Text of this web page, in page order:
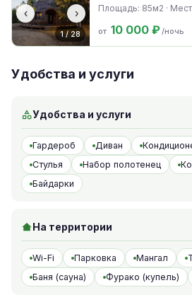
‹ ›
1 / 28
Площадь: 85м2 ·
от 10 000 ₽/ночь
Удобства и услуги
Удобства и услуги
Гардероб Диван
Стулья
Набор полотенец
Байдарки
На территории
Wi-Fi Парковка Мангал
Баня (сауна)
Фурако (купель)